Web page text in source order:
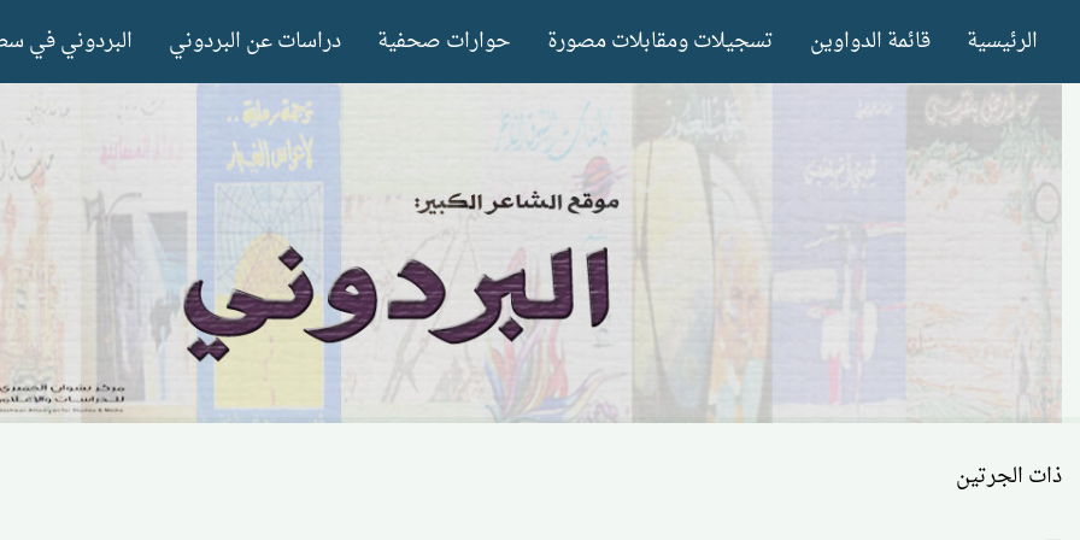
content
الرئيسية قائمة الدواوين تسجيلات ومقابلات مصورة حوارات صحفية دراسات عن البردوني البردوني في
ذات الجرتين